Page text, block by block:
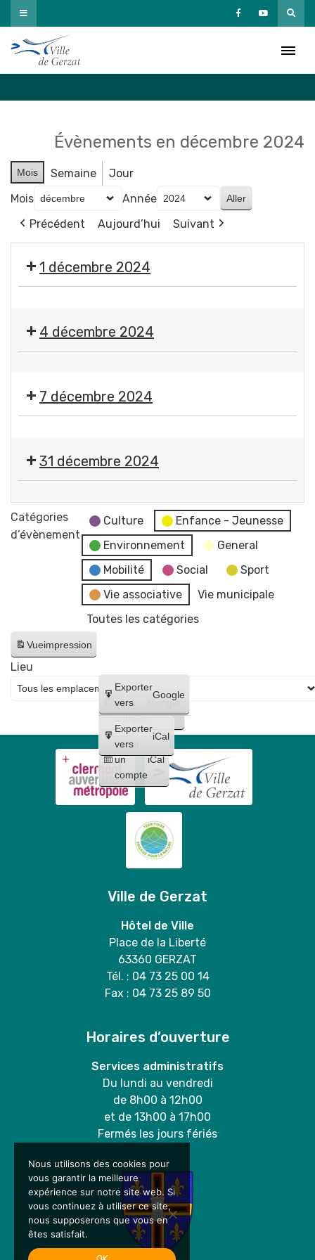
Passer
au
contenu
Évènements en décembre 2024
Mois Semaine
Jour
Mois
Année
Précédent
Aujourd’hui Suivant
1 décembre 2024
de
Noël
des
Fêtes
4 décembre 2024
des
illuminations
7 décembre 2024
CASG
Rugby
31 décembre 2024
Réveillon
du
Jumelage
🎉
Catégories
d’évènement
Culture
Enfance - Jeunesse
Environnement
General
Mobilité
Social
Sport
Vie associative
Vie municipale
Toutes les catégories
Vueimpression
Créer
un
compte
Google
Créer
un
compte
iCal
Exporter
vers
Google
Exporter
vers
iCal
Lieu
Ville de Gerzat
Hôtel de Ville
Place de la Liberté
63360 GERZAT
Tél. : 04 73 25 00 14
Fax : 04 73 25 89 50
Horaires d’ouverture
Services administratifs
Du lundi au vendredi
de 8h00 à 12h00
et de 13h00 à 17h00
Fermés les jours fériés
Nous utilisons des cookies pour
vous garantir la meilleure
expérience sur notre site web. Si
vous continuez à utiliser ce site,
nous supposerons que vous en
êtes satisfait.